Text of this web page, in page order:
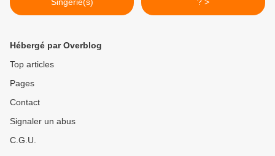
Hébergé par Overblog
Top articles
Pages
Contact
Signaler un abus
C.G.U.